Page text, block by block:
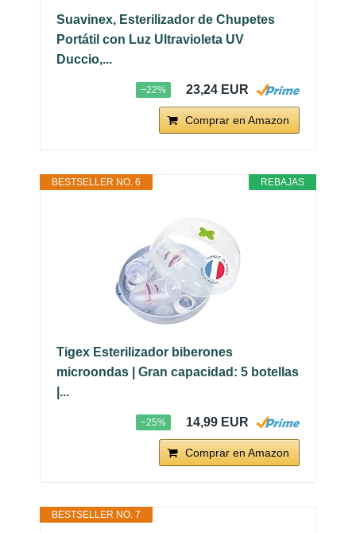
Suavinex, Esterilizador de Chupetes
Portátil con Luz Ultravioleta UV
Duccio,...
−22% 23,24 EUR
Comprar en Amazon
REBAJAS
BESTSELLER NO. 6
Tigex Esterilizador biberones
microondas | Gran capacidad: 5 botellas
|...
−25% 14,99 EUR
Comprar en Amazon
BESTSELLER NO. 7